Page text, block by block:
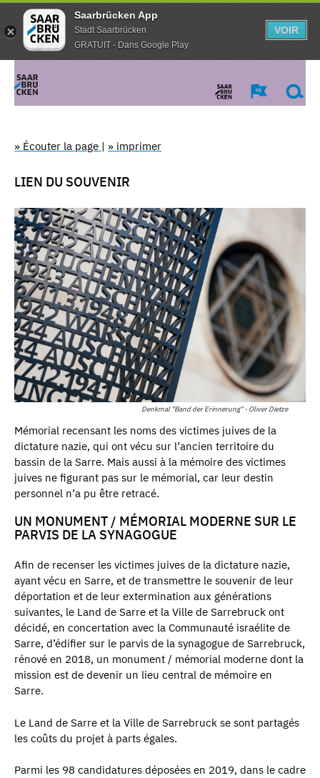
Saarbrücken App
Stadt Saarbrücken
GRATUIT - Dans Google Play
VOIR
» Écouter la page | » imprimer
LIEN DU SOUVENIR
Denkmal "Band der Erinnerung" - Oliver Dietze
Mémorial recensant les noms des victimes juives de la
dictature nazie, qui ont vécu sur l’ancien territoire du
bassin de la Sarre. Mais aussi à la mémoire des victimes
juives ne figurant pas sur le mémorial, car leur destin
personnel n’a pu être retracé.
UN MONUMENT / MÉMORIAL MODERNE SUR LE
PARVIS DE LA SYNAGOGUE
Afin de recenser les victimes juives de la dictature nazie,
ayant vécu en Sarre, et de transmettre le souvenir de leur
déportation et de leur extermination aux générations
suivantes, le Land de Sarre et la Ville de Sarrebruck ont
décidé, en concertation avec la Communauté israélite de
Sarre, d’édifier sur le parvis de la synagogue de Sarrebruck,
rénové en 2018, un monument / mémorial moderne dont la
mission est de devenir un lieu central de mémoire en
Sarre.
Le Land de Sarre et la Ville de Sarrebruck se sont partagés
les coûts du projet à parts égales.
Parmi les 98 candidatures déposées en 2019, dans le cadre